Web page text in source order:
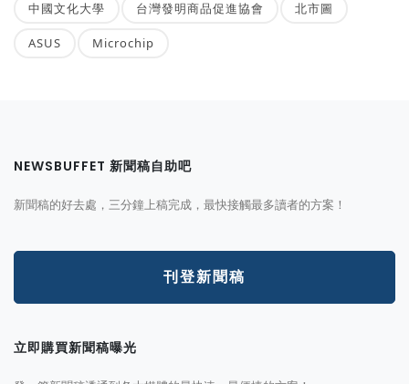
中國文化大學 台灣發明商品促進協會 北市圖
ASUS Microchip
NEWSBUFFET 新聞稿自助吧
新聞稿的好去處，三分鐘上稿完成，最快接觸最多讀者的方案！
刊登新聞稿
立即購買新聞稿曝光